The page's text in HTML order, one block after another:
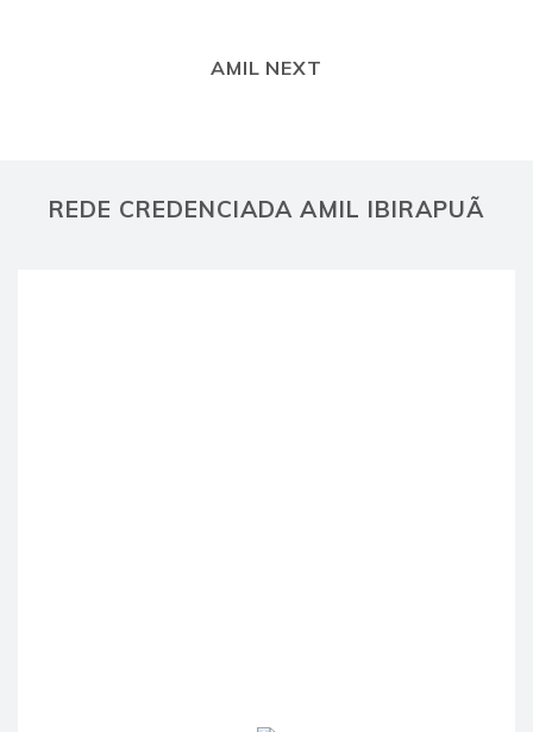
AMIL NEXT
REDE CREDENCIADA AMIL IBIRAPUÃ